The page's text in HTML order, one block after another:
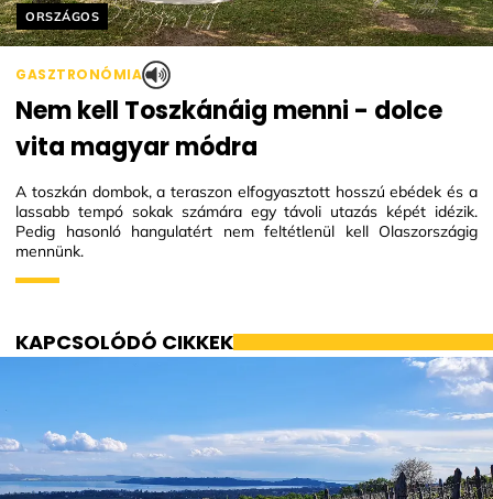
Helyszín címkék:
ORSZÁGOS
GASZTRONÓMIA
Nem kell Toszkánáig menni - dolce
vita magyar módra
A toszkán dombok, a teraszon elfogyasztott hosszú ebédek és a
lassabb tempó sokak számára egy távoli utazás képét idézik.
Pedig hasonló hangulatért nem feltétlenül kell Olaszországig
mennünk.
KAPCSOLÓDÓ CIKKEK